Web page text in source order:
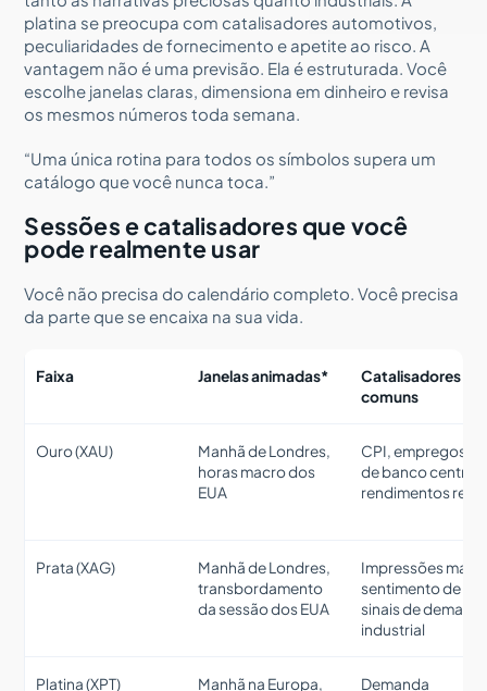
platina se preocupa com catalisadores automotivos,
peculiaridades de fornecimento e apetite ao risco. A
vantagem não é uma previsão. Ela é estruturada. Você
escolhe janelas claras, dimensiona em dinheiro e revisa
os mesmos números toda semana.
“Uma única rotina para todos os símbolos supera um
catálogo que você nunca toca.”
Sessões e catalisadores que você
pode realmente usar
Você não precisa do calendário completo. Você precisa
da parte que se encaixa na sua vida.
Faixa Janelas animadas*
Catalisadores
comuns
Ouro (XAU)
Manhã de Londres,
horas macro dos
EUA
CPI, empregos,
de banco central,
rendimentos reais
Prata (XAG)
Manhã de Londres,
transbordamento
da sessão dos EUA
Impressões
sentimento de
sinais de
industrial
Platina (XPT)
Manhã na Europa,
Demanda